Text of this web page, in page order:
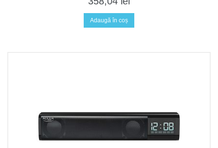
Adaugă în coș